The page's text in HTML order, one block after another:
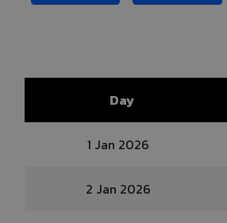
Day
1 Jan 2026
2 Jan 2026